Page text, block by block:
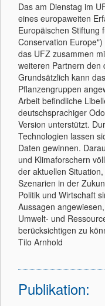
Das am Dienstag im
eines europaweiten
Europäischen Stiftung
Conservation
das UFZ zusammen
weiteren Partnern den
Grundsätzlich kann
Pflanzengruppen
Arbeit befindliche
deutschsprachiger
Version unterstützt.
Technologien lassen
Daten gewinnen.
und Klimaforschern
der aktuellen
Szenarien in der
Politik und Wirtschaft
Aussagen
Umwelt- und
berücksichtigen zu
Tilo Arnhold
Publikation: